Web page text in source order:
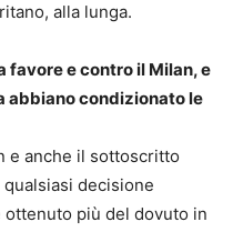
alla lunga.
favore e contro il Milan, e
abbiano condizionato le
e anche il sottoscritto
decisione
più del dovuto in